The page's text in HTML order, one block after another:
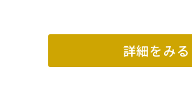
詳細をみる